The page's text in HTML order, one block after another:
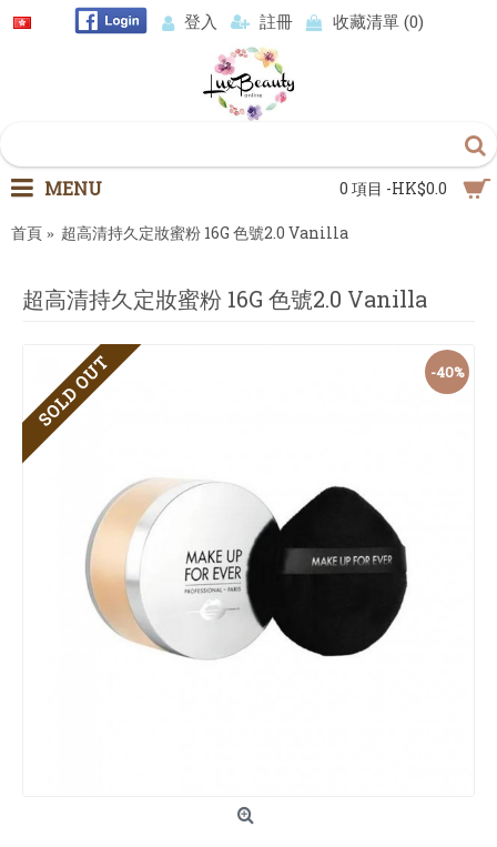
登入 註冊 收藏清單 (0)
0 項目 -HK$0.0
MENU
首頁 超高清持久定妝蜜粉 16G 色號2.0 Vanilla
超高清持久定妝蜜粉 16G 色號2.0 Vanilla
-40%
SOLD OUT